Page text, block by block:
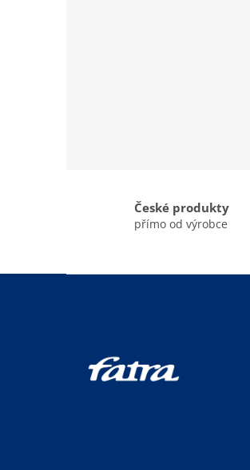
České produkty
přímo od výrobce